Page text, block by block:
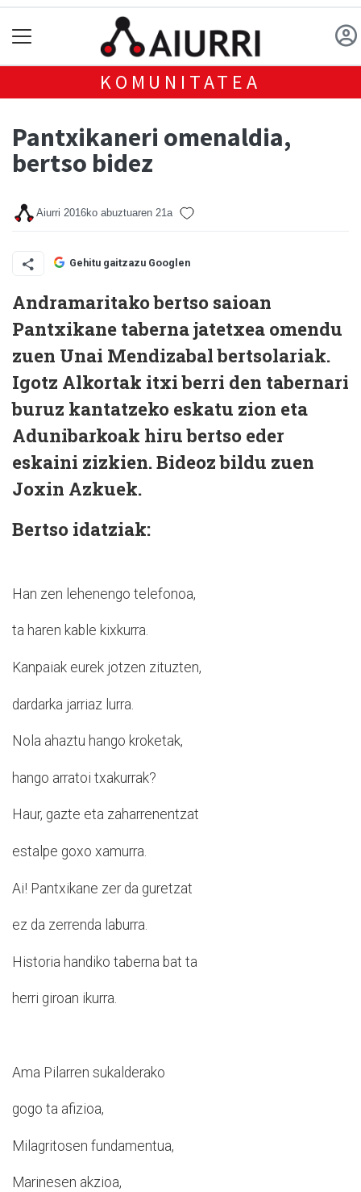
KOMUNITATEA
Pantxikaneri omenaldia,
bertso bidez
Aiurri 2016ko abuztuaren 21a
Gehitu gaitzazu Googlen
Andramaritako bertso saioan
Pantxikane taberna jatetxea omendu
zuen Unai Mendizabal bertsolariak.
Igotz Alkortak itxi berri den tabernari
buruz kantatzeko eskatu zion eta
Adunibarkoak hiru bertso eder
eskaini zizkien. Bideoz bildu zuen
Joxin Azkuek.
Bertso idatziak:
Han zen lehenengo telefonoa,
ta haren kable kixkurra.
Kanpaiak eurek jotzen zituzten,
dardarka jarriaz lurra.
Nola ahaztu hango kroketak,
hango arratoi txakurrak?
Haur, gazte eta zaharrenentzat
estalpe goxo xamurra.
Ai! Pantxikane zer da guretzat
ez da zerrenda laburra.
Historia handiko taberna bat ta
herri giroan ikurra.
Ama Pilarren sukalderako
gogo ta afizioa,
Milagritosen fundamentua,
Marinesen akzioa,